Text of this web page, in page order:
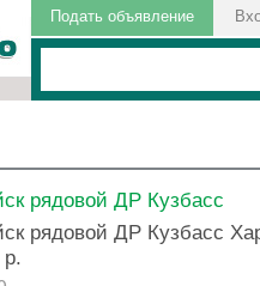
Подать объявление
рядовой ДР Кузбасс
рядовой ДР Кузбасс